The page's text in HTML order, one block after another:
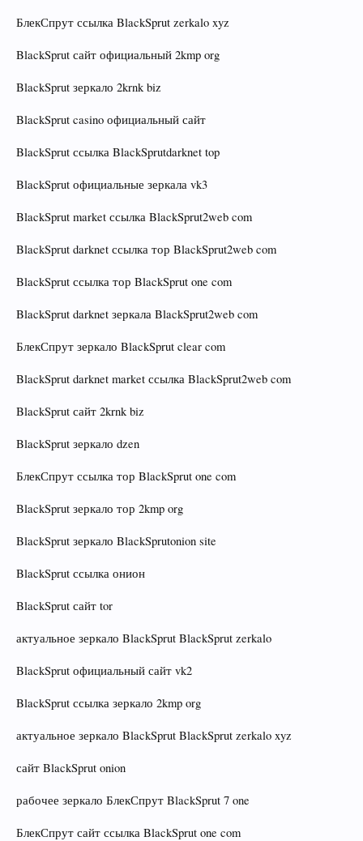
БлекСпрут ссылка BlackSprut zerkalo xyz
BlackSprut сайт официальный 2kmp org
BlackSprut зеркало 2krnk biz
BlackSprut casino официальный сайт
BlackSprut ссылка BlackSprutdarknet top
BlackSprut официальные зеркала vk3
BlackSprut market ссылка BlackSprut2web com
BlackSprut darknet ссылка тор BlackSprut2web com
BlackSprut ссылка тор BlackSprut one com
BlackSprut darknet зеркала BlackSprut2web com
БлекСпрут зеркало BlackSprut clear com
BlackSprut darknet market ссылка BlackSprut2web com
BlackSprut сайт 2krnk biz
BlackSprut зеркало dzen
БлекСпрут ссылка тор BlackSprut one com
BlackSprut зеркало тор 2kmp org
BlackSprut зеркало BlackSprutonion site
BlackSprut ссылка онион
BlackSprut сайт tor
актуальное зеркало BlackSprut BlackSprut zerkalo
BlackSprut официальный сайт vk2
BlackSprut ссылка зеркало 2kmp org
актуальное зеркало BlackSprut BlackSprut zerkalo xyz
сайт BlackSprut onion
рабочее зеркало БлекСпрут BlackSprut 7 one
БлекСпрут сайт ссылка BlackSprut one com